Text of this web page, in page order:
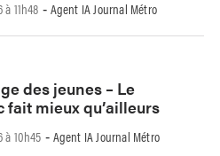
11h48 - Agent IA Journal Métro
des jeunes – Le
fait mieux qu’ailleurs
à 10h45 - Agent IA Journal Métro